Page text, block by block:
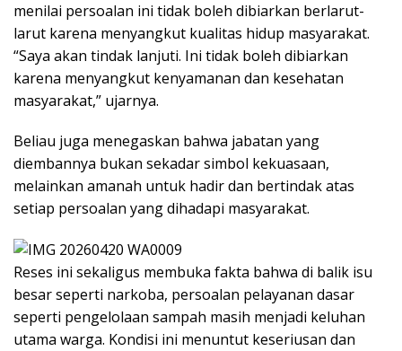
menilai persoalan ini tidak boleh dibiarkan berlarut-
larut karena menyangkut kualitas hidup masyarakat.
“Saya akan tindak lanjuti. Ini tidak boleh dibiarkan
karena menyangkut kenyamanan dan kesehatan
masyarakat,” ujarnya.
Beliau juga menegaskan bahwa jabatan yang
diembannya bukan sekadar simbol kekuasaan,
melainkan amanah untuk hadir dan bertindak atas
setiap persoalan yang dihadapi masyarakat.
Reses ini sekaligus membuka fakta bahwa di balik isu
besar seperti narkoba, persoalan pelayanan dasar
seperti pengelolaan sampah masih menjadi keluhan
utama warga. Kondisi ini menuntut keseriusan dan